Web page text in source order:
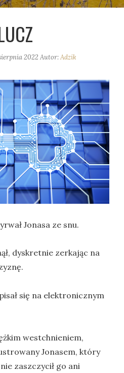
2022 Autor:Adzik
Jonasa ze snu.
dyskretnie zerkając na
się na elektronicznym
westchnieniem,
Jonasem, który
zaszczycił go ani